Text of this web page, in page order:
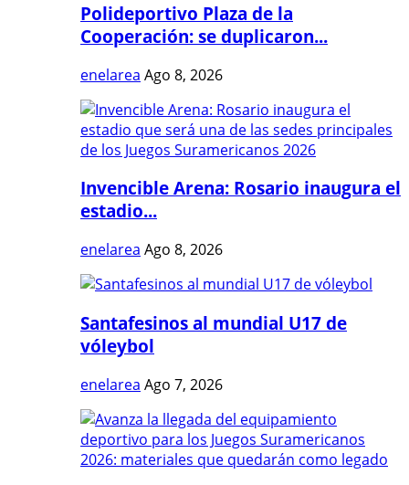
Polideportivo Plaza de la
Cooperación: se duplicaron...
enelarea Ago 8, 2026
Invencible Arena: Rosario inaugura el
estadio...
enelarea Ago 8, 2026
Santafesinos al mundial U17 de
vóleybol
enelarea Ago 7, 2026